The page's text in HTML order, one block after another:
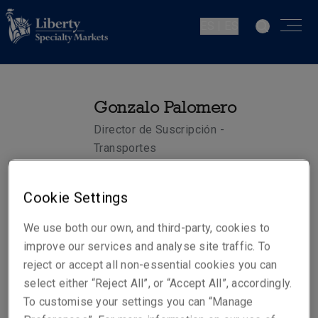
Gonzalo Palomero
Director de Suscripción -
Transportes
Números de contacto
Teléfono: +34 915 92 38 86
Móvil +34 609 726 856
Email
Show email address
Cookie Settings
We use both our own, and third-party, cookies to
improve our services and analyse site traffic. To
reject or accept all non-essential cookies you can
select either “Reject All”, or “Accept All”, accordingly.
To customise your settings you can “Manage